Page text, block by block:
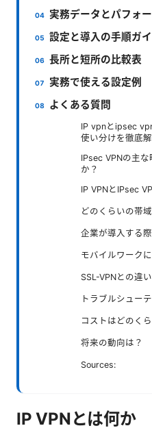
実務データとパフォ
設定と導入の手順ガ
長所と短所の比較表
実務で使える設定例
よくある質問
IP vpnとipsec
使い分けを徹底解
IPsec VPNの主
か？
IP VPNとIPsec
どのくらいの帯
企業が導入する
モバイルワーク
SSL-VPNとの違
トラブルシュー
コストはどのく
将来の動向は？
Sources:
IP VPNとは何か